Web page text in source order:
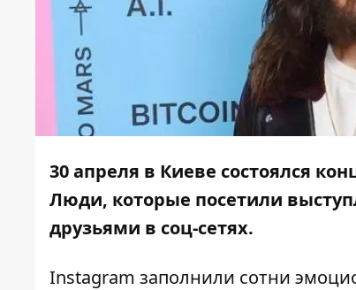
30 апреля в Киеве состоялся
Люди, которые посетили
друзьями в соц-сетях.
Instagram заполнили сотни